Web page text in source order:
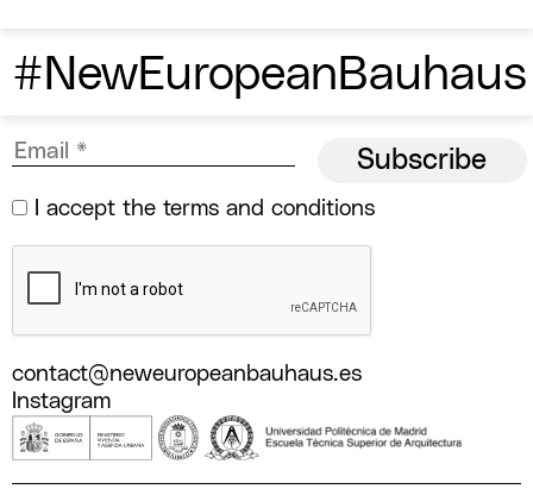
#NewEuropeanBauhaus
I accept the terms and conditions
contact@neweuropeanbauhaus.es
Instagram